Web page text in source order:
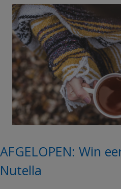
AFGELOPEN: Win
Nutella